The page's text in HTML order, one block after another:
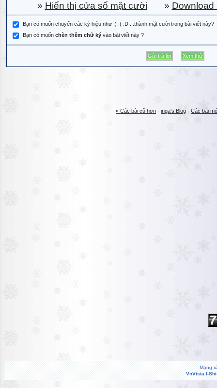
» Hiển thị cửa sổ mặt cười » Download
Bạn có muốn chuyển các ký hiệu như :) :( :D ...thành mặt cười trong bài viết này?
Bạn có muốn chèn thêm chữ ký vào bài viết này ?
« Các bài cũ hơn · inga's Blog · Các bài
Mạng
VnVista I-